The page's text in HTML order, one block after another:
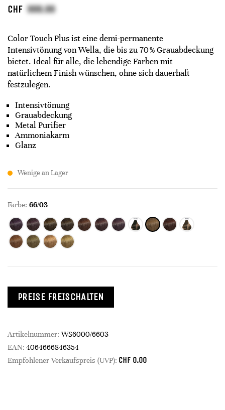
CHF
Color Touch Plus ist eine demi-permanente
Intensivtönung von Wella, die bis zu 70 % Grauabdeckung
bietet. Ideal für alle, die lebendige Farben mit
natürlichem Finish wünschen, ohne sich dauerhaft
festzulegen.
Intensivtönung
Grauabdeckung
Metal Purifier
Ammoniakarm
Glanz
Wenige an Lager
Farbe: 66/03
PREISE FREISCHALTEN
Artikelnummer: WS6000/6603
EAN: 4064666846354
Empfohlener Verkaufspreis (UVP): CHF 0.00